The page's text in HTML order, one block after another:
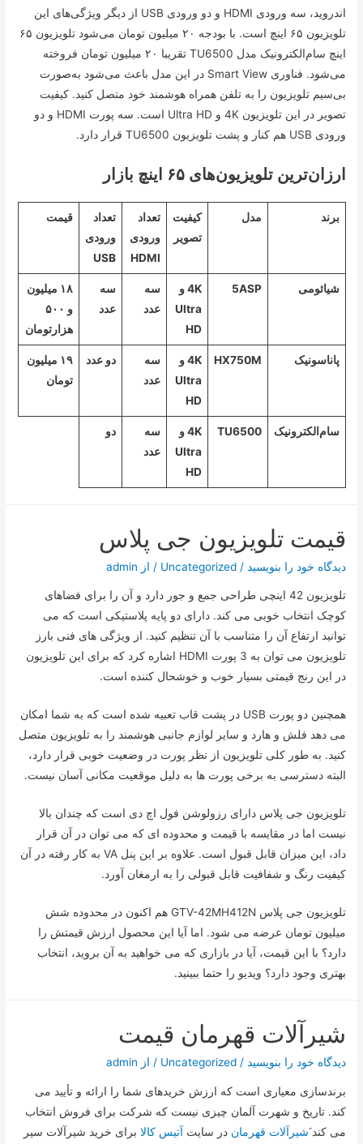
اندروید، سه ورودی HDMI و دو ورودی USB از دیگر ویژگی‌های این
تلویزیون ۶۵ اینچ است. با بودجه ۲۰ میلیون تومان می‌شود تلویزیون ۶۵
اینچ سام‌الکترونیک مدل TU6500 تقریبا ۲۰ میلیون تومان فروخته
می‌شود. فناوری Smart View در این مدل باعث می‌شود به‌صورت
بی‌سیم تلویزیون را به تلفن همراه هوشمند خود متصل کنید. کیفیت
تصویر در این تلویزیون 4K و Ultra HD است. سه پورت HDMI و دو
ورودی USB هم کنار و پشت تلویزیون TU6500 قرار دارد.
ارزان‌ترین تلویزیون‌های ۶۵ اینچ بازار
برند مدل
کیفیت
تصویر
تعداد
ورودی
HDMI
تعداد
ورودی
USB
قیمت
شیائومی 5ASP
4K و
Ultra
HD
سه
عدد
سه
عدد
۱۸ میلیون
و ۵۰۰
هزارتومان
پاناسونیک HX750M
4K و
Ultra
HD
سه
عدد
دو عدد
۱۹ میلیون
تومان
سام‌الکترونیک TU6500
4K و
Ultra
HD
سه
عدد
دو
قیمت تلویزیون جی پلاس
دیدگاه‌ خود را بنویسید /
Uncategorized / از admin
تلویزیون 42 اینچی طراحی جمع و جور دارد و آن را برای فضاهای
کوچک انتخاب خوبی می کند. دارای دو پایه پلاستیکی است که می
توانید ارتفاع آن را متناسب با آن تنظیم کنید. از ویژگی های فنی بارز
تلویزیون می توان به 3 پورت HDMI اشاره کرد که برای این تلویزیون
در این رنج قیمتی بسیار خوب و خوشحال کننده است.
همچنین دو پورت USB در پشت قاب تعبیه شده است که به شما امکان
می دهد فلش و هارد و سایر لوازم جانبی هوشمند را به تلویزیون متصل
کنید. به طور کلی تلویزیون از نظر پورت در وضعیت خوبی قرار دارد،
البته دسترسی به برخی پورت ها به دلیل موقعیت مکانی آسان نیست.
تلویزیون جی پلاس دارای رزولوشن فول اچ دی است که چندان بالا
نیست اما در مقایسه با قیمت و محدوده ای که می توان در آن قرار
داد، این میزان قابل قبول است. علاوه بر این پنل VA به کار رفته در آن
کیفیت رنگ و شفافیت قابل قبولی را به ارمغان آورد.
تلویزیون جی پلاس GTV-42MH412N هم اکنون در محدوده شش
میلیون تومان عرضه می شود. اما آیا این محصول ارزش قیمتش را
دارد؟ با این قیمت، آیا در بازاری که می خواهید به آن بروید، انتخاب
بهتری وجود دارد؟ ویدیو را حتما ببینید.
شیرآلات قهرمان قیمت
دیدگاه‌ خود را بنویسید /
Uncategorized / از admin
برندسازی معیاری است که ارزش خریدهای شما را ارائه و تأیید می
کند. تاریخ و شهرت آلمان چیزی نیست که شرکت برای فروش انتخاب
می کند َشیرآلات قهرمان در سایت آتیس کالا برای خرید شیرآلات سیر